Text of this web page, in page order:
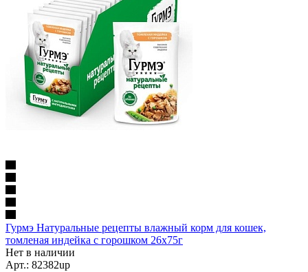
Гурмэ Натуральные рецепты влажный корм для кошек,
томленая индейка с горошком 26х75г
Нет в наличии
Арт.: 82382up